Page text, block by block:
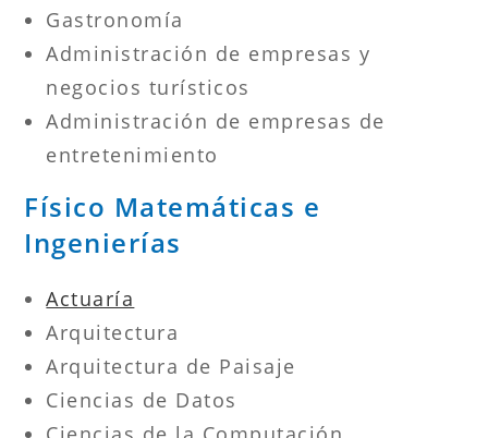
Gastronomía
Administración de empresas y
negocios turísticos
Administración de empresas de
entretenimiento
Físico Matemáticas e
Ingenierías
Actuaría
Arquitectura
Arquitectura de Paisaje
Ciencias de Datos